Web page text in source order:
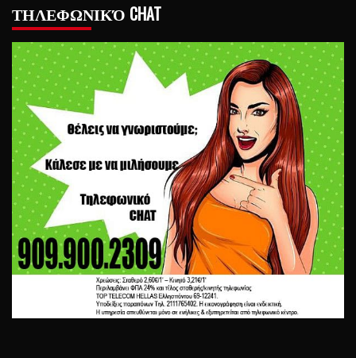
ΤΗΛΕΦΩΝΙΚΌ CHAT